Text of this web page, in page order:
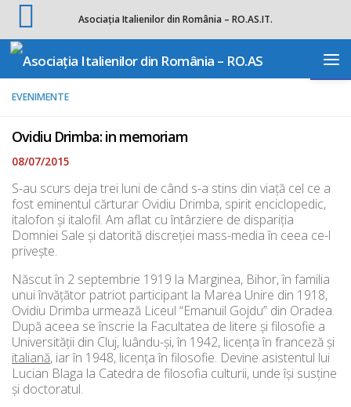
Skip to content
EVENIMENTE
Ovidiu Drimba: in memoriam
08/07/2015
S-au scurs deja trei luni de când s-a stins din viaţă cel ce a
fost eminentul cărturar Ovidiu Drimba, spirit enciclopedic,
italofon şi italofil. Am aflat cu întârziere de dispariţia
Domniei Sale şi datorită discreţiei mass-media în ceea ce-l
priveşte.
Născut în 2 septembrie 1919 la Marginea, Bihor, în familia
unui învățător patriot participant la Marea Unire din 1918,
Ovidiu Drimba urmează Liceul “Emanuil Gojdu” din Oradea.
După aceea se înscrie la Facultatea de litere şi filosofie a
Universităţii din Cluj, luându-şi, în 1942, licenţa în franceză şi
italiană, iar în 1948, licenţa în filosofie. Devine asistentul lui
Lucian Blaga la Catedra de filosofia culturii, unde îşi susţine
şi doctoratul.
Asociația Italienilor din România – RO.AS.IT.